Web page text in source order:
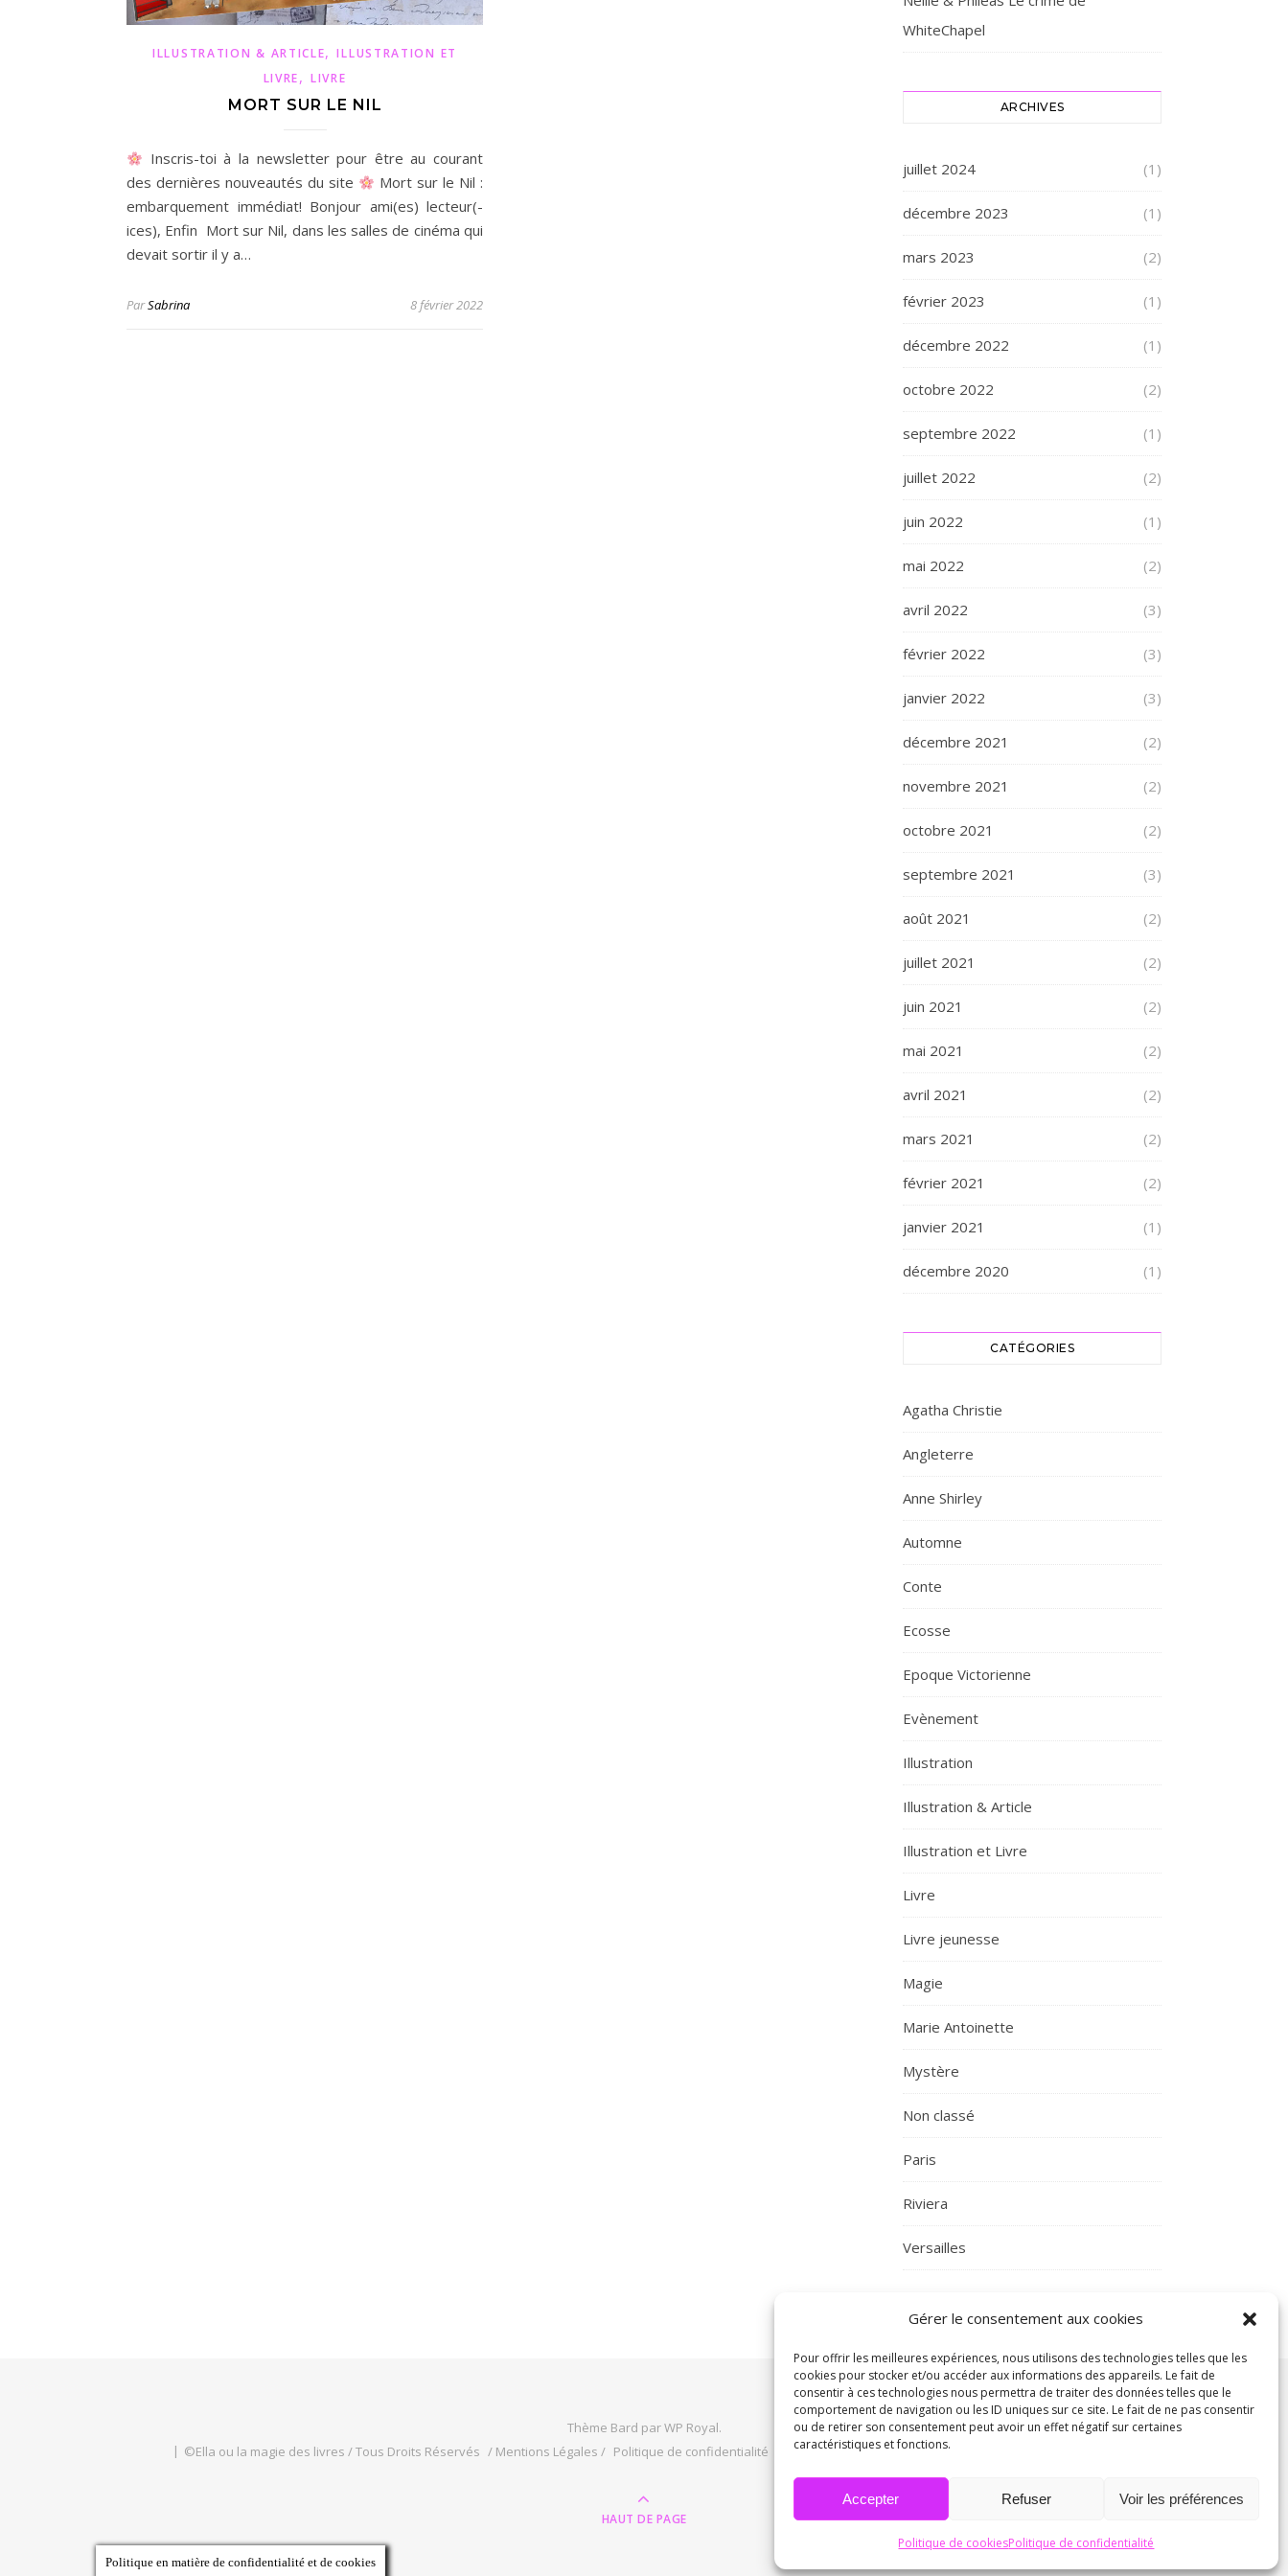
Gérer le consentement aux cookies
Pour offrir les meilleures expériences, nous utilisons des technologies telles que les
cookies pour stocker et/ou accéder aux informations des appareils. Le fait de
consentir à ces technologies nous permettra de traiter des données telles que le
comportement de navigation ou les ID uniques sur ce site. Le fait de ne pas consentir
ou de retirer son consentement peut avoir un effet négatif sur certaines
caractéristiques et fonctions.
Accepter Refuser Voir les préférences
Politique de cookiesPolitique de confidentialité
ILLUSTRATION & ARTICLE,ILLUSTRATION ET
LIVRE, LIVRE
MORT SUR LE NIL
Inscris-toi à la newsletter pour être au courant
des dernières nouveautés du site
Mort sur le Nil :
embarquement immédiat! Bonjour ami(es) lecteur(-
ices), Enfin Mort sur Nil, dans les salles de cinéma qui
devait sortir il y a…
ParSabrina 8 février 2022
WhiteChapel
ARCHIVES
juillet 2024 (1)
décembre 2023 (1)
mars 2023 (2)
février 2023 (1)
décembre 2022 (1)
octobre 2022 (2)
septembre 2022 (1)
juillet 2022 (2)
juin 2022 (1)
mai 2022 (2)
avril 2022 (3)
février 2022 (3)
janvier 2022 (3)
décembre 2021 (2)
novembre 2021 (2)
octobre 2021 (2)
septembre 2021 (3)
août 2021 (2)
juillet 2021 (2)
juin 2021 (2)
mai 2021 (2)
avril 2021 (2)
mars 2021 (2)
février 2021 (2)
janvier 2021 (1)
décembre 2020 (1)
CATÉGORIES
Agatha Christie
Angleterre
Anne Shirley
Automne
Conte
Ecosse
Epoque Victorienne
Evènement
Illustration
Illustration & Article
Illustration et Livre
Livre
Livre jeunesse
Magie
Marie Antoinette
Mystère
Non classé
Paris
Riviera
Versailles
Thème Bard parWP Royal.
©Ella ou la magie des livres / Tous Droits Réservés / Mentions Légales / Politique de confidentialité / Conditions Générales de Vente
HAUT DE PAGE
Politique en matière de confidentialité et de cookies